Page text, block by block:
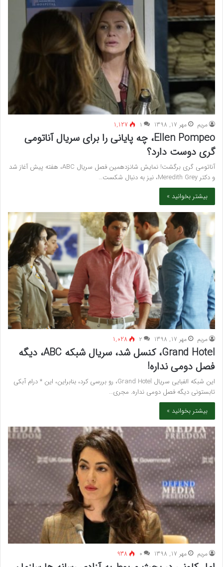
مريم مهر 17, 1398 ۱ 1,127
Ellen Pompeo، چه پایانی را برای سریال آناتومی
گری دوست دارد؟
آناتومی گری برگشت! نمایش شانزدهمین فصل سریال ABC، هفته پیش آغاز شد
و دکتر Meredith Grey، نیز به دنبال شکست…
بیشتر بخوانید »
مريم مهر 17, 1398 ۲ 1,028
Grand Hotel، کنسل شد، سریال شبکه ABC، دیگه
فصل دومی نداره!
این شبکه الفبایی سریال Grand Hotel، رو بررسی کرد، بنابراین، این * درام آبکی
تابستونی دیگه فصل دومی نداره. مجری…
بیشتر بخوانید »
مريم مهر 17, 1398 ۰ 938